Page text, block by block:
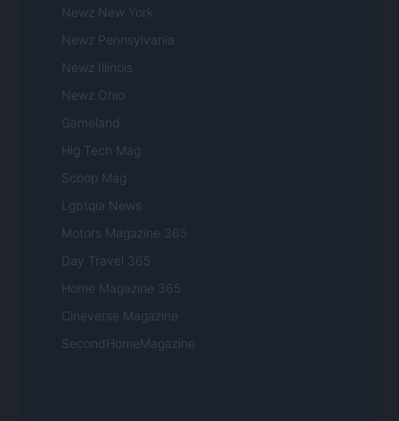
Newz New York
Newz Pennsylvania
Newz Illinois
Newz Ohio
Gameland
Hig Tech Mag
Scoop Mag
Lgbtqia News
Motors Magazine 365
Day Travel 365
Home Magazine 365
Cineverse Magazine
SecondHomeMagazine